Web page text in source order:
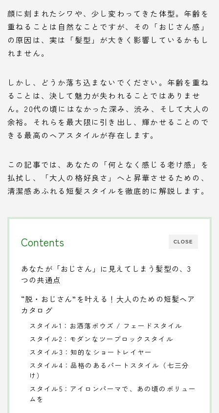
顔に刻まれたシワや、少し変わってきた体型。年齢を
重ねることは自然なことですが、その「おじさん感」
の原因は、実は「髪型」が大きく影響しているかもし
れません。
しかし、どうか落ち込まないでください。年齢を重ね
ることは、決して魅力が失われることではありませ
ん。20代の頃にはなかった深み、渋み、そして大人の
余裕。それらを最大限に引き出し、輝かせることので
きる最高のヘアスタイルが存在します。
この記事では、あなたの「何となく感じる老け感」を
払拭し、「大人の格好良さ」へと昇華させるための、
清潔感あふれる短髪スタイルを徹底的に解説します。
CLOSE
Contents
あなたが「おじさん」に見えてしまう髪型の、3
つの共通点
“脱・おじさん”を叶える！大人のための短髪ヘア
カタログ
スタイル1：お洒落ボウズ / フェードスタイル
スタイル2：モダンなツーブロックスタイル
スタイル3：知的なショートレイヤー
スタイル4：品格のあるパートスタイル（七三分
け）
スタイル5：アイロンパーマで、あの頃のボリュー
ムを